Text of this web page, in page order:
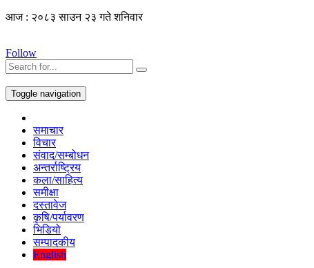
आज : २०८३ साउन २३ गते शनिवार
Follow
Toggle navigation
समाचार
विचार
संवाद/सम्बोधन
अन्तर्राष्ट्रिय
कला/साहित्य
समीक्षा
दस्तावेज
कृषि/पर्यावरण
भिडियो
सम्पादकीय
English